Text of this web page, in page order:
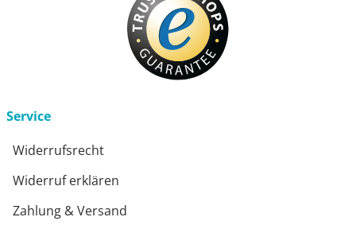
Service
Widerrufsrecht
Widerruf erklären
Zahlung & Versand